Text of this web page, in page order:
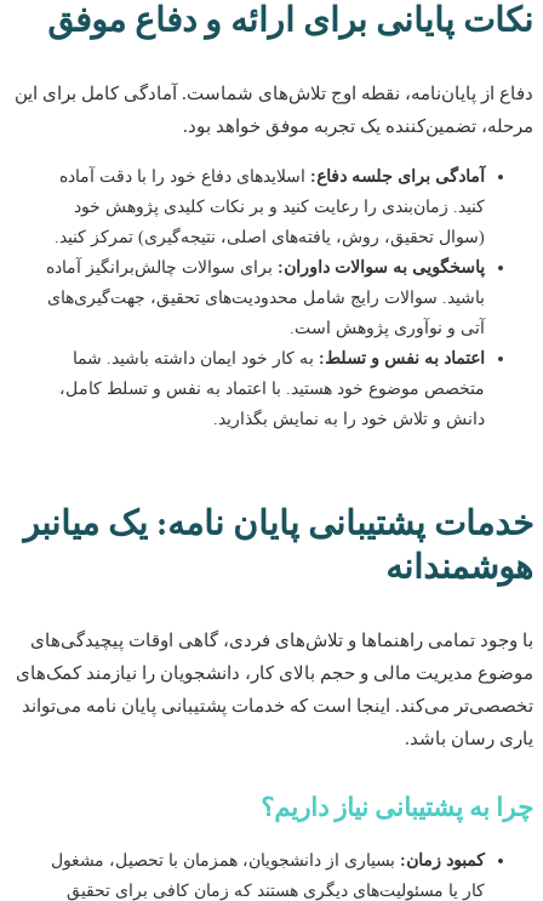
پایانی برای ارائه و دفاع موفق
از پایان‌نامه، نقطه اوج تلاش‌های شماست. آمادگی کامل برای این
تضمین‌کننده یک تجربه موفق خواهد بود.
آمادگی برای جلسه دفاع: اسلاید‌های دفاع خود را با دقت آماده
کنید. زمان‌بندی را رعایت کنید و بر نکات کلیدی پژوهش خود
(سوال تحقیق، روش، یافته‌های اصلی، نتیجه‌گیری) تمرکز کنید.
پاسخگویی به سوالات داوران:برای سوالات چالش‌برانگیز آماده
باشید. سوالات رایج شامل محدودیت‌های تحقیق، جهت‌گیری‌های
آتی و نوآوری پژوهش است.
اعتماد به نفس و تسلط:به کار خود ایمان داشته باشید. شما
متخصص موضوع خود هستید. با اعتماد به نفس و تسلط کامل،
دانش و تلاش خود را به نمایش بگذارید.
پشتیبانی پایان نامه: یک میانبر
تمامی راهنماها و تلاش‌های فردی، گاهی اوقات پیچیدگی‌های
مدیریت مالی و حجم بالای کار، دانشجویان را نیازمند کمک‌های
می‌کند. اینجا است که خدمات پشتیبانی پایان نامه می‌تواند
رسان باشد.
به پشتیبانی نیاز داریم؟
کمبود زمان:بسیاری از دانشجویان، همزمان با تحصیل، مشغول
کار یا مسئولیت‌های دیگری هستند که زمان کافی برای تحقیق